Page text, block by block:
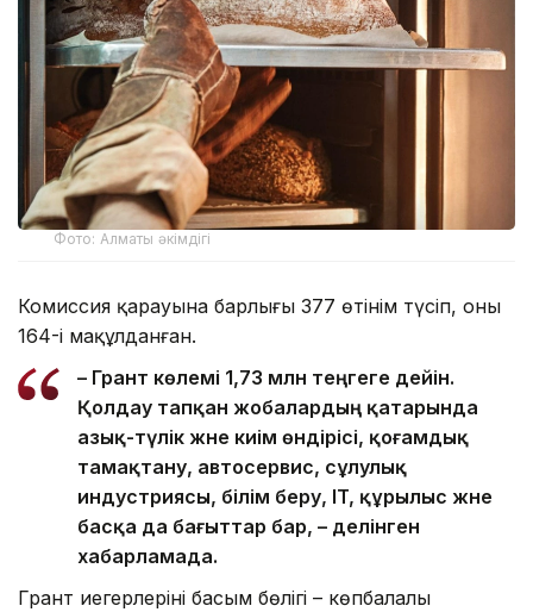
Фото: Алматы әкімдігі
Комиссия қарауына барлығы 377 өтінім түсіп, оның
164-і мақұлданған.
– Грант көлемі 1,73 млн теңгеге дейін.
Қолдау тапқан жобалардың қатарында
азық-түлік және киім өндірісі, қоғамдық
тамақтану, автосервис, сұлулық
индустриясы, білім беру, IT, құрылыс және
басқа да бағыттар бар, – делінген
хабарламада.
Грант иегерлерінің басым бөлігі – көпбалалы